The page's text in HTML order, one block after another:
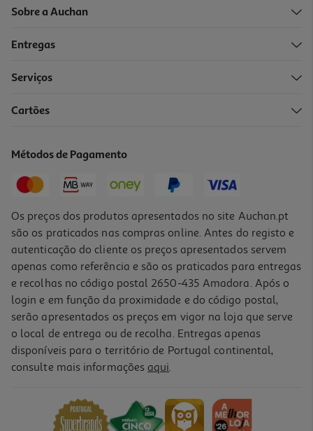
-10%
19,90 € PVP de editor
-10%
O Livro Da Gratidão Para Colorir
PVP de editor
10,98 €
Sobre a Auchan
Entregas
Serviços
Cartões
Métodos de Pagamento
Os preços dos produtos apresentados no site Auchan.pt
são os praticados nas compras online. Antes do registo e
autenticação do cliente os preços apresentados servem
apenas como referência e são os praticados para entregas
e recolhas no código postal 2650-435 Amadora. Após o
login e em função da proximidade e do código postal,
serão apresentados os preços em vigor na loja que serve
o local de entrega ou de recolha. Entregas apenas
disponíveis para o território de Portugal continental,
consulte mais informações aqui.